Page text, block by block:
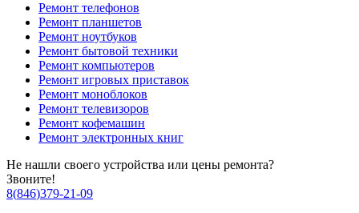
Ремонт телефонов
Ремонт планшетов
Ремонт ноутбуков
Ремонт бытовой техники
Ремонт компьютеров
Ремонт игровых приставок
Ремонт моноблоков
Ремонт телевизоров
Ремонт кофемашин
Ремонт электронных книг
Не нашли своего устройства или цены ремонта?
Звоните!
8(846)379-21-09